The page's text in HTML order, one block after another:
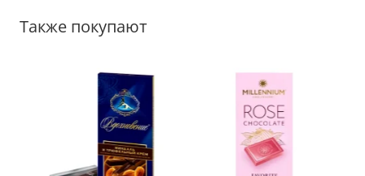
Также покупают